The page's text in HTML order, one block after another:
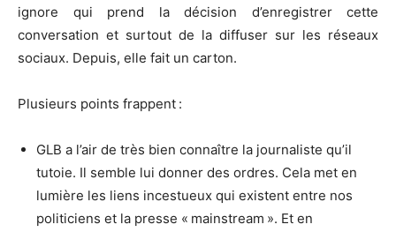
ignore qui prend la décision d’enregistrer cette
conversation et surtout de la diffuser sur les réseaux
sociaux. Depuis, elle fait un carton.
Plusieurs points frappent :
GLB a l’air de très bien connaître la journaliste qu’il
tutoie. Il semble lui donner des ordres. Cela met en
lumière les liens incestueux qui existent entre nos
politiciens et la presse « mainstream ». Et en